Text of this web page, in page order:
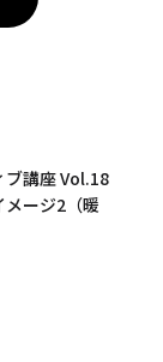
座 Vol.18
メージ2（暖